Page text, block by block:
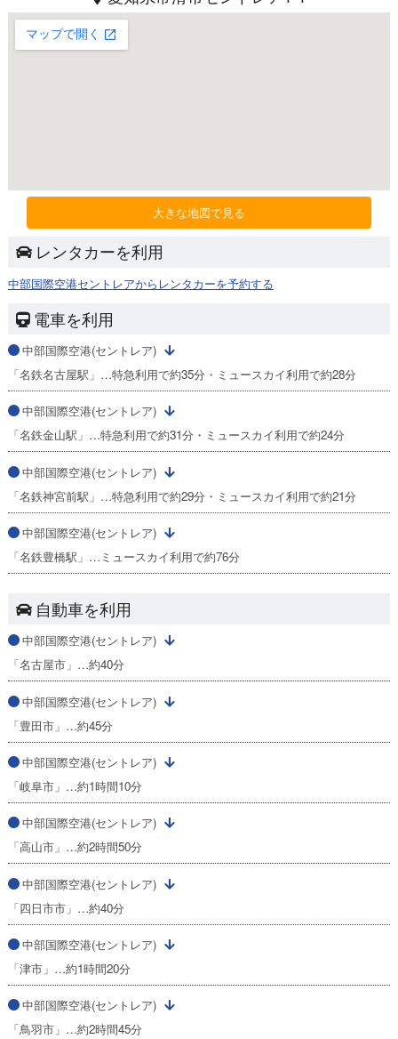
大きな地図で見る
レンタカーを利用
中部国際空港セントレアからレンタカーを予約する
電車を利用
中部国際空港(セントレア)
「名鉄名古屋駅」…特急利用で約35分・ミュースカイ利用で約28分
中部国際空港(セントレア)
「名鉄金山駅」…特急利用で約31分・ミュースカイ利用で約24分
中部国際空港(セントレア)
「名鉄神宮前駅」…特急利用で約29分・ミュースカイ利用で約21分
中部国際空港(セントレア)
「名鉄豊橋駅」…ミュースカイ利用で約76分
自動車を利用
中部国際空港(セントレア)
「名古屋市」…約40分
中部国際空港(セントレア)
「豊田市」…約45分
中部国際空港(セントレア)
「岐阜市」…約1時間10分
中部国際空港(セントレア)
「高山市」…約2時間50分
中部国際空港(セントレア)
「四日市市」…約40分
中部国際空港(セントレア)
「津市」…約1時間20分
中部国際空港(セントレア)
「鳥羽市」…約2時間45分